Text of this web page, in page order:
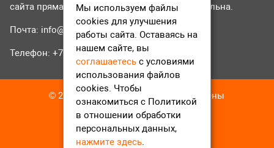
сайта прямая гиперссылка на tvr24.tv обязательна.
Почта: info@tvr24.tv
Телефон: +7 (496) 551-04-95
© 2016-2023 ТВР24 Все права защищены
Мы используем файлы
cookies для улучшения
работы сайта. Оставаясь на
нашем сайте, вы
соглашаетесь с условиями
использования файлов
cookies. Чтобы
ознакомиться с Политикой
в отношении обработки
персональных данных,
нажмите здесь.